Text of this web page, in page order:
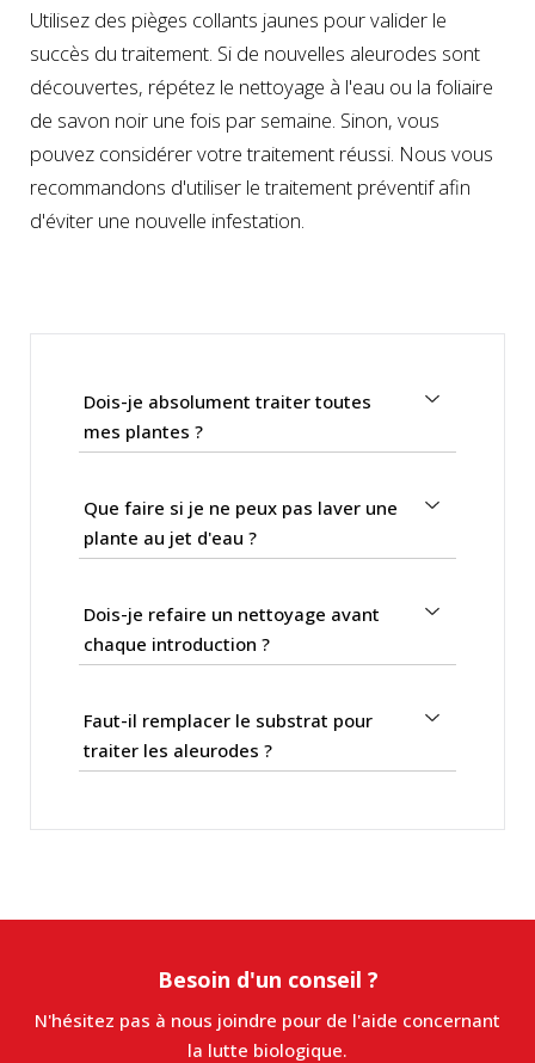
Utilisez des pièges collants jaunes pour valider le
succès du traitement. Si de nouvelles aleurodes sont
découvertes, répétez le nettoyage à l'eau ou la foliaire
de savon noir une fois par semaine. Sinon, vous
pouvez considérer votre traitement réussi. Nous vous
recommandons d'utiliser le traitement préventif afin
d'éviter une nouvelle infestation.
Dois-je absolument traiter toutes
mes plantes ?
Que faire si je ne peux pas laver une
plante au jet d'eau ?
Dois-je refaire un nettoyage avant
chaque introduction ?
Faut-il remplacer le substrat pour
traiter les aleurodes ?
Besoin d'un conseil ?
N'hésitez pas à nous joindre pour de l'aide concernant
la lutte biologique.